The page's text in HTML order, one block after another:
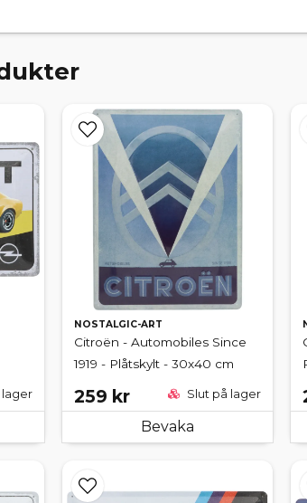
lager
NOSTALGIC-ART
Citroën - Automobiles Since
1919 - Plåtskylt - 30x40 cm
259 kr Slut på lager
Bevaka